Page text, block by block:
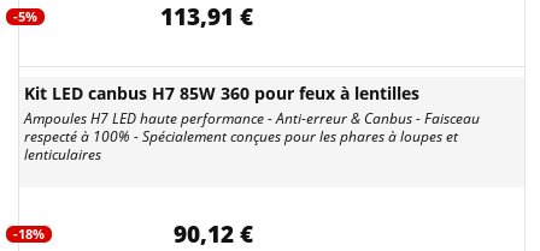
-5% 113,91 €
Kit LED canbus H7 85W 360 pour feux à lentilles
Ampoules H7 LED haute performance - Anti-erreur & Canbus - Faisceau
respecté à 100% - Spécialement conçues pour les phares à loupes et
lenticulaires
-18% 90,12 €